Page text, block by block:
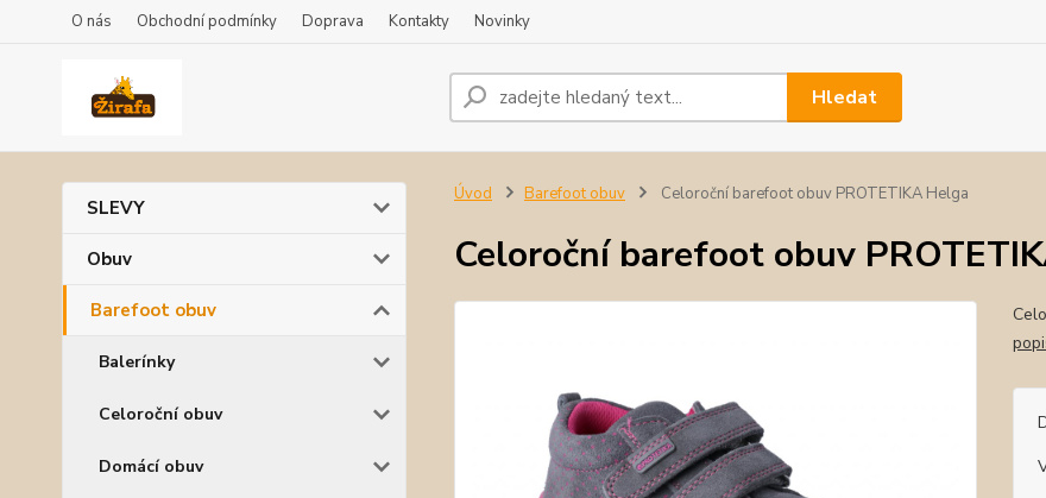
O nás Obchodní podmínky Doprava Kontakty Novinky
Hledat
SLEVY
Obuv
Barefoot obuv
Balerínky
Celoroční obuv
Domácí obuv
Úvod Barefoot obuv Celoroční barefoot obuv PROTETIKA Helga
Celoroční barefoot obuv